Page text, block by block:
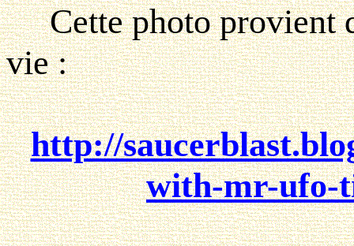
Cette photo provient
vie :
http://
with-mr-ufo-